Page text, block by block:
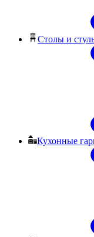
Столы и
Кухонные